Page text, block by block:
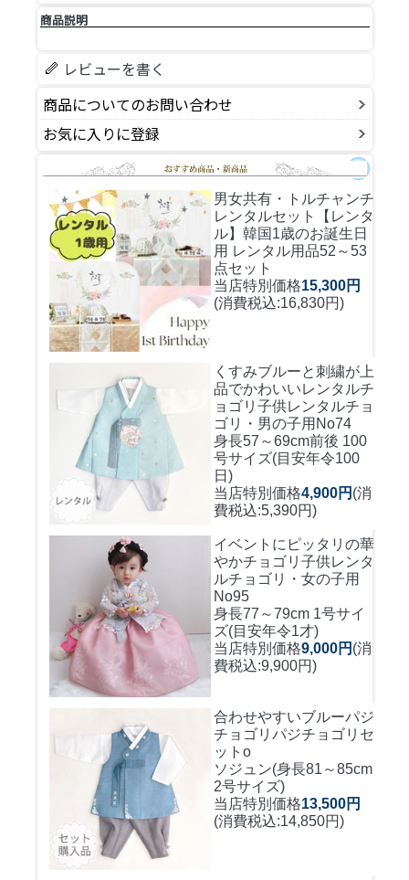
商品説明
レビューを書く
商品についてのお問い合わせ
お気に入りに登録
男女共有・トルチャンチ
レンタルセット
【レンタ
ル】韓国1歳のお誕生日
用 レンタル用品52～53
点セット
当店特別価格15,300円
(消費税込:16,830円)
くすみブルーと刺繍が上
品でかわいいレンタルチ
ョゴリ 子供レンタルチョ
ゴリ・男の子用No74
身長57～69cm前後 100
号サイズ(目安年令100
日)
当店特別価格4,900円 (消
費税込:5,390円)
イベントにピッタリの華
やかチョゴリ 子供レンタ
ルチョゴリ・女の子用
No95
身長77～79cm 1号サイ
ズ(目安年令1才)
当店特別価格9,000円 (消
費税込:9,900円)
合わせやすいブルーパジ
チョゴリ パジチョゴリセ
ットo
ソジュン(身長81～85cm
2号サイズ)
当店特別価格13,500円
(消費税込:14,850円)